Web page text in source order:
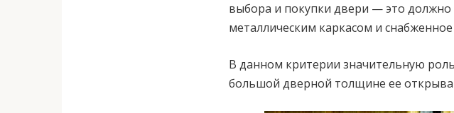
выбора и покупки двери — это
металлическим каркасом и
В данном критерии значительную
большой дверной толщине ее